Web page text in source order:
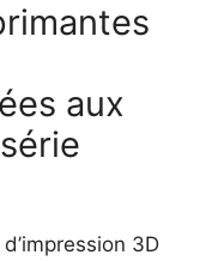
aux
3D